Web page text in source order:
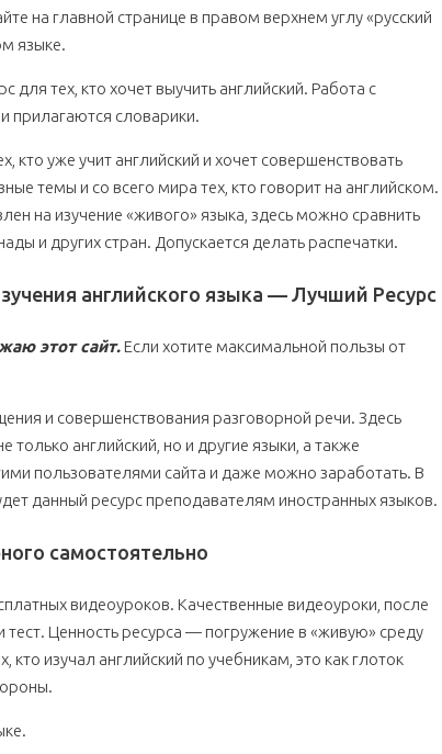
на главной странице в правом верхнем углу «русский
языке.
тех, кто хочет выучить английский. Работа с
прилагаются словарики.
кто уже учит английский и хочет совершенствовать
темы и со всего мира тех, кто говорит на английском.
на изучение «живого» языка, здесь можно сравнить
и других стран. Допускается делать распечатки.
английского языка — Лучший Ресурс
этот сайт. Если хотите максимальной пользы от
и совершенствования разговорной речи. Здесь
английский, но и другие языки, а также
пользователями сайта и даже можно заработать. В
данный ресурс преподавателям иностранных языков.
самостоятельно
видеоуроков. Качественные видеоуроки, после
Ценность ресурса — погружение в «живую» среду
кто изучал английский по учебникам, это как глоток